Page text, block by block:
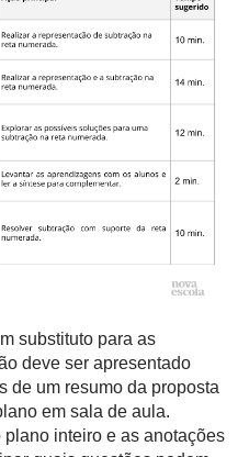
substituto para as
deve ser apresentado
de um resumo da proposta
em sala de aula.
inteiro e as anotações